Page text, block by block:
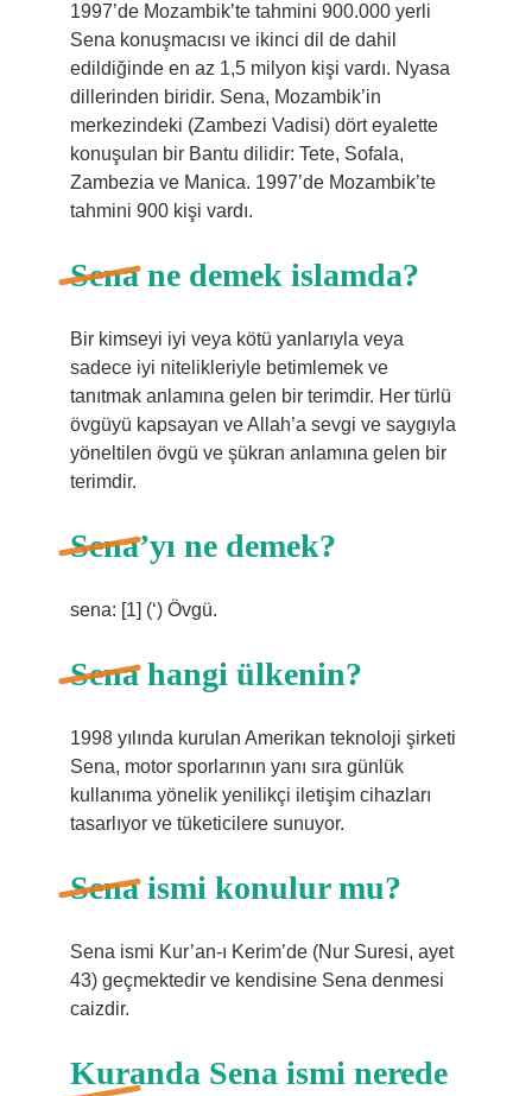
1997’de Mozambik’te tahmini 900.000 yerli
Sena konuşmacısı ve ikinci dil de dahil
edildiğinde en az 1,5 milyon kişi vardı. Nyasa
dillerinden biridir. Sena, Mozambik’in
merkezindeki (Zambezi Vadisi) dört eyalette
konuşulan bir Bantu dilidir: Tete, Sofala,
Zambezia ve Manica. 1997’de Mozambik’te
tahmini 900 kişi vardı.
Sena ne demek islamda?
Bir kimseyi iyi veya kötü yanlarıyla veya
sadece iyi nitelikleriyle betimlemek ve
tanıtmak anlamına gelen bir terimdir. Her türlü
övgüyü kapsayan ve Allah’a sevgi ve saygıyla
yöneltilen övgü ve şükran anlamına gelen bir
terimdir.
Sena’yı ne demek?
sena: [1] (‘) Övgü.
Sena hangi ülkenin?
1998 yılında kurulan Amerikan teknoloji şirketi
Sena, motor sporlarının yanı sıra günlük
kullanıma yönelik yenilikçi iletişim cihazları
tasarlıyor ve tüketicilere sunuyor.
Sena ismi konulur mu?
Sena ismi Kur’an-ı Kerim’de (Nur Suresi, ayet
43) geçmektedir ve kendisine Sena denmesi
caizdir.
Kuranda Sena ismi nerede